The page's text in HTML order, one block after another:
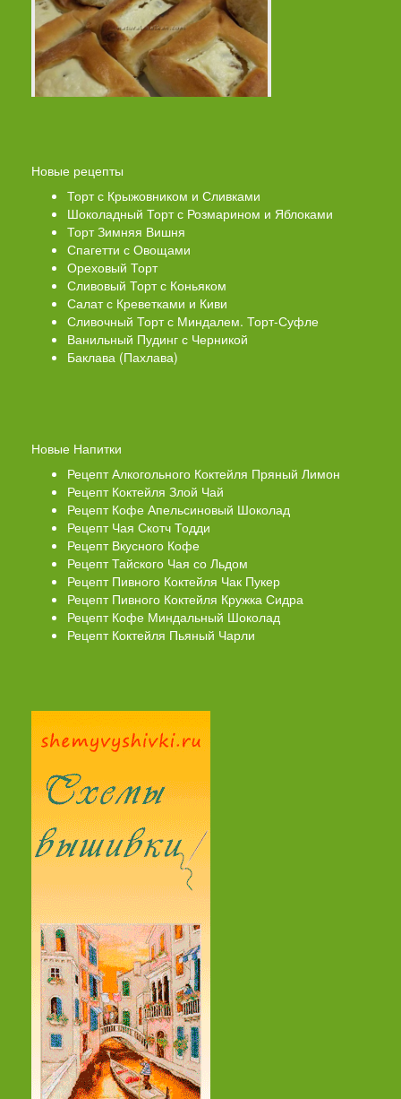
Новые рецепты
Торт с Крыжовником и Сливками
Шоколадный Торт с Розмарином и Яблоками
Торт Зимняя Вишня
Спагетти с Овощами
Ореховый Торт
Сливовый Торт с Коньяком
Салат с Креветками и Киви
Сливочный Торт с Миндалем. Торт-Суфле
Ванильный Пудинг с Черникой
Баклава (Пахлава)
Новые Напитки
Рецепт Алкогольного Коктейля Пряный Лимон
Рецепт Коктейля Злой Чай
Рецепт Кофе Апельсиновый Шоколад
Рецепт Чая Скотч Тодди
Рецепт Вкусного Кофе
Рецепт Тайского Чая со Льдом
Рецепт Пивного Коктейля Чак Пукер
Рецепт Пивного Коктейля Кружка Сидра
Рецепт Кофе Миндальный Шоколад
Рецепт Коктейля Пьяный Чарли